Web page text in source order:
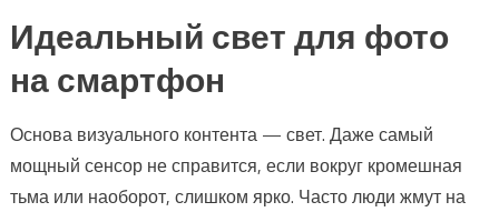
Идеальный свет для фото
на смартфон
Основа визуального контента — свет. Даже самый
мощный сенсор не справится, если вокруг кромешная
тьма или наоборот, слишком ярко. Часто люди жмут на